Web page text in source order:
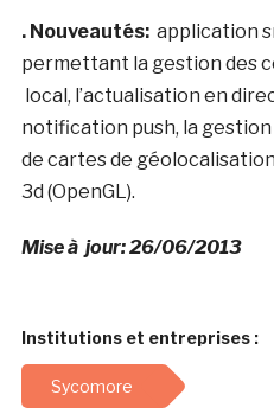
. Nouveautés:application
permettant la gestion des
local, l’actualisation en
notification push, la gestion
de cartes de
3d (OpenGL).
Mise à jour: 26/06/2013
Institutions et entreprises :
Sycomore